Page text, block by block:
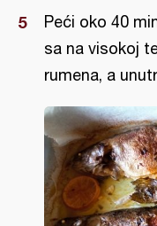
Peći oko 40
sa na visokoj
rumena, a